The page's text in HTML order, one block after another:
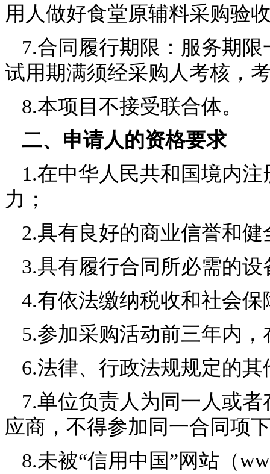
用人做好食堂原辅料采购验
7.合同履行期限：服务期
试用期满须经采购人考核，
8.本项目不接受联合体。
二、申请人的资格要求
1.在中华人民共和国境内
力；
2.具有良好的商业信誉和
3.具有履行合同所必需的
4.有依法缴纳税收和社会
5.参加采购活动前三年内
6.法律、行政法规规定的其
7.单位负责人为同一人或
应商，不得参加同一合同项
8.未被“信用中国”网站（